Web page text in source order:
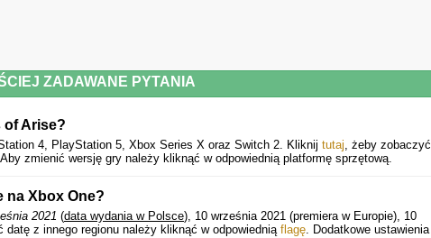
ZADAWANE PYTANIA
of Arise?
4, PlayStation 5, Xbox Series X oraz Switch 2. Kliknij tutaj, żeby zobaczyć
zmienić wersję gry należy kliknąć w odpowiednią platformę sprzętową.
na Xbox One?
2021 (data wydania w Polsce), 10 września 2021 (premiera w Europie), 10
datę z innego regionu należy kliknąć w odpowiednią flagę. Dodatkowe ustawienia